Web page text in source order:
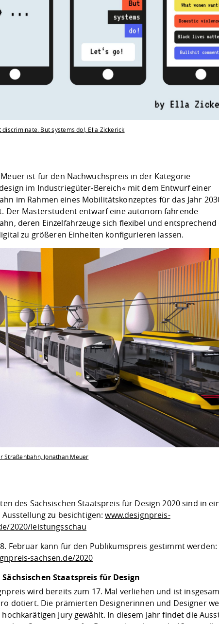
discriminate. But systems do!, Ella Zickerick
ist für den Nachwuchspreis in der Kategorie
im Industriegüter-Bereich« mit dem Entwurf einer
im Rahmen eines Mobilitätskonzeptes für das Jahr
Der Masterstudent entwarf eine autonom fahrende
deren Einzelfahrzeuge sich flexibel und
zu größeren Einheiten konfigurieren lassen.
Straßenbahn, Jonathan Meuer
des Sächsischen Staatspreis für Design 2020 sind in
zu besichtigen:www.designpreis-
2020/leistungsschau
Februar kann für den Publikumspreis gestimmt werden:
sachsen.de/2020
Sächsischen Staatspreis für Design
wird bereits zum 17. Mal verliehen und ist
dotiert. Die prämierten Designerinnen und Designer
Jury gewählt. In diesem Jahr findet die